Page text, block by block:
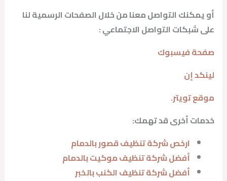
أو يمكنك التواصل معنا من خلال الصفحات الرسمية لنا
على شبكات التواصل الاجتماعي :
صفحة فيسبوك
لينكد إن
موقع تويتر.
خدمات أخرى قد تهمك:
ارخص شركة تنظيف قصور بالدمام
أفضل شركة تنظيف موكيت بالدمام
أفضل شركة تنظيف الكنب بالخبر